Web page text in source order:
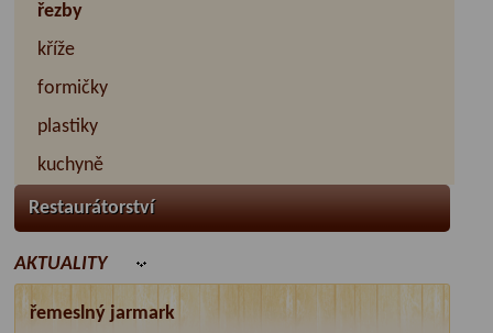
řezby
kříže
formičky
plastiky
kuchyně
Restaurátorství
AKTUALITY
řemeslný jarmark